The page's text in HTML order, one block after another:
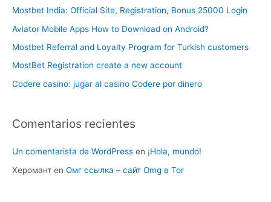
Mostbet India: Official Site, Registration, Bonus 25000 Login
Aviator Mobile Apps How to Download on Android?
Mostbet Referral and Loyalty Program for Turkish customers
MostBet Registration create a new account
Codere casino: jugar al casino Codere por dinero
Comentarios recientes
Un comentarista de WordPress en ¡Hola, mundo!
Херомант en Омг ссылка – сайт Omg в Tor